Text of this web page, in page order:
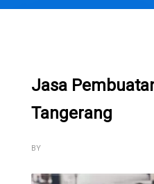
Jasa
Tangerang
BY